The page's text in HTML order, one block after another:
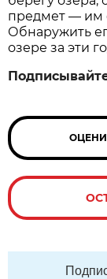
предмет — им
Обнаружить
озере за эти